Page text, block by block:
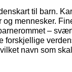
til barn.
og mennesker.
–
forskjellige
navn som